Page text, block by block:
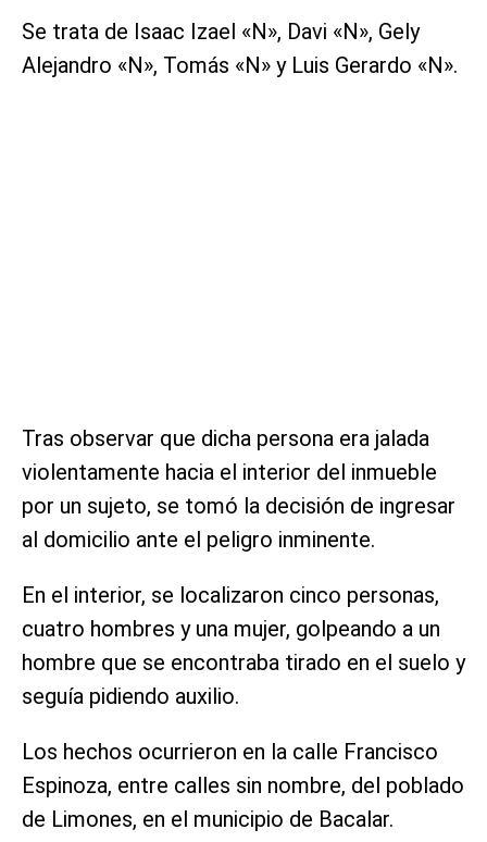
Se trata de Isaac Izael «N», Davi «N», Gely
Alejandro «N», Tomás «N» y Luis Gerardo «N».
Tras observar que dicha persona era jalada
violentamente hacia el interior del inmueble
por un sujeto, se tomó la decisión de ingresar
al domicilio ante el peligro inminente.
En el interior, se localizaron cinco personas,
cuatro hombres y una mujer, golpeando a un
hombre que se encontraba tirado en el suelo y
seguía pidiendo auxilio.
Los hechos ocurrieron en la calle Francisco
Espinoza, entre calles sin nombre, del poblado
de Limones, en el municipio de Bacalar.